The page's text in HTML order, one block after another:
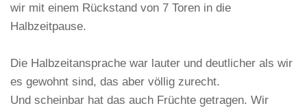
wir mit einem Rückstand von 7 Toren in die
Halbzeitpause.
Die Halbzeitansprache war lauter und deutlicher als wir
es gewohnt sind, das aber völlig zurecht.
Und scheinbar hat das auch Früchte getragen. Wir